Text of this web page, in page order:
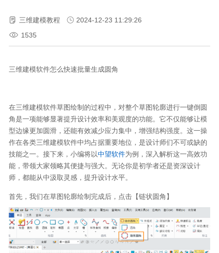
三维建模教程
2024-12-23 11:29:26
1535
三维建模软件怎么快速批量生成圆角
在三维建模软件草图绘制的过程中，对整个草图轮廓进行一键倒圆
角是一项能够显著提升设计效率和美观度的功能。它不仅能够让模
型边缘更加圆滑，还能有效减少应力集中，增强结构强度。这一操
作在各类三维建模软件中均占据重要地位，是设计师们不可或缺的
技能之一。接下来，小编将以中望软件为例，深入解析这一高效功
能，带领大家领略其便捷与强大。无论你是初学者还是资深设计
师，都能从中汲取灵感，提升设计水平。
首先，我们在草图轮廓绘制完成后，点击【链状圆角】